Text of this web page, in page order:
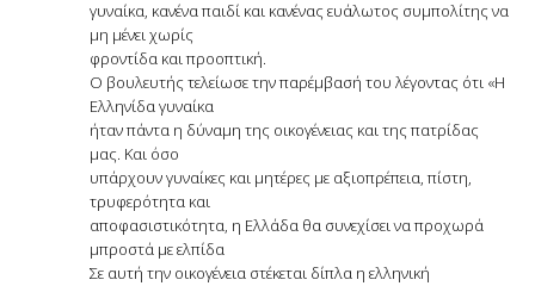
γυναίκα, κανένα παιδί και κανένας ευάλωτος συμπολίτης να
μη μένει χωρίς
φροντίδα και προοπτική.
Ο βουλευτής τελείωσε την παρέμβασή του λέγοντας ότι «Η
Ελληνίδα γυναίκα
ήταν πάντα η δύναμη της οικογένειας και της πατρίδας
μας. Και όσο
υπάρχουν γυναίκες και μητέρες με αξιοπρέπεια, πίστη,
τρυφερότητα και
αποφασιστικότητα, η Ελλάδα θα συνεχίσει να προχωρά
μπροστά με ελπίδα
Σε αυτή την οικογένεια στέκεται δίπλα η ελληνική